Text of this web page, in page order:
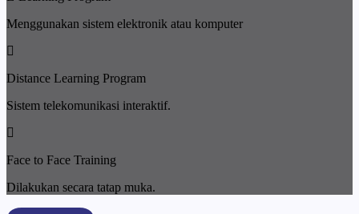
Menggunakan sistem elektronik atau komputer
Distance Learning Program
Sistem telekomunikasi interaktif.
Face to Face Training
Dilakukan secara tatap muka.